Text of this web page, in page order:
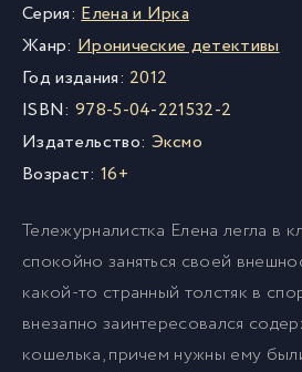
Серия: Елена и Ирка
Жанр: Иронические детективы
Год издания: 2012
ISBN: 978-5-04-221532-2
Издательство: Эксмо
Возраст: 16+
Тележурналистка Елена легла в
спокойно заняться своей
какой-то странный толстяк в
внезапно заинтересовался
кошелька, причем нужны ему